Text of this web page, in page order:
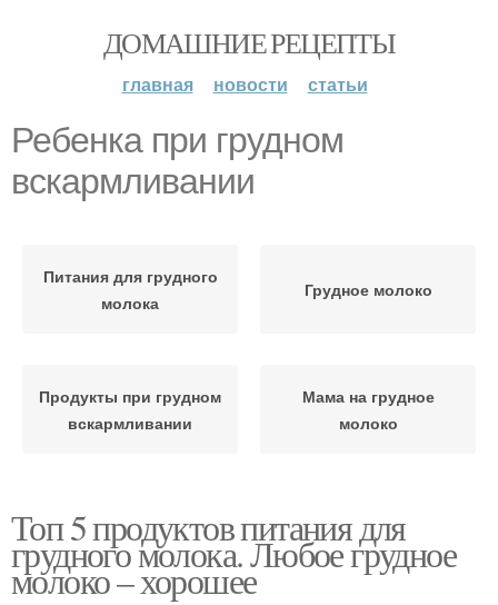
ДОМАШНИЕ РЕЦЕПТЫ
главная новости статьи
Ребенка при грудном
вскармливании
Питания для грудного
молока
Грудное молоко
Продукты при грудном
вскармливании
Мама на грудное
молоко
Топ 5 продуктов питания для
грудного молока. Любое грудное
молоко – хорошее